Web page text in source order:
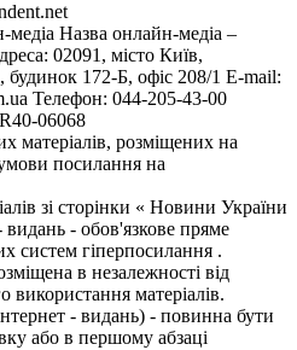
медіа Назва онлайн-медіа –
02091, місто Київ,
172-Б, офіс 208/1 E-mail:
Телефон: 044-205-43-00
06068
матеріалів, розміщених на
умови посилання на
зі сторінки « Новини України
видань - обов'язкове пряме
систем гіперпосилання .
в незалежності від
використання матеріалів.
- видань) - повинна бути
або в першому абзаці